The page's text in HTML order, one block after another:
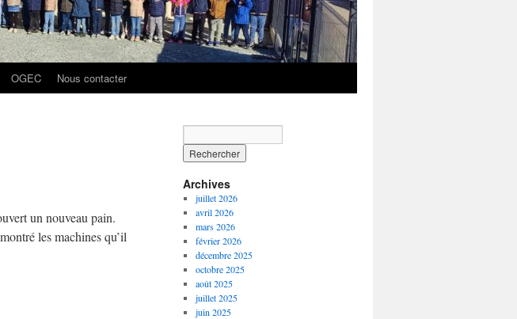
OGEC Nous contacter
un nouveau pain.
les machines qu’il
Archives
juillet 2026
avril 2026
mars 2026
février 2026
décembre 2025
octobre 2025
août 2025
juillet 2025
juin 2025